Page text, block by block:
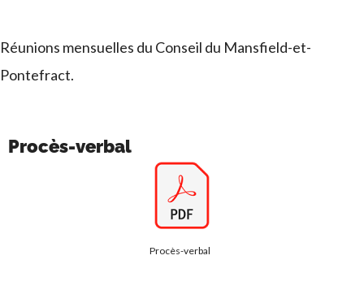
Réunions mensuelles du Conseil du Mansfield-et-
Pontefract.
Procès-verbal
Procès-verbal